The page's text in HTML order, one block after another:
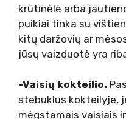
krūtinėlė arba
puikiai tinka su
kitų daržovių ar
jūsų vaizduotė yra
-Vaisių kokteilio.
stebuklus kokteilyje,
mėgstamais vaisiais